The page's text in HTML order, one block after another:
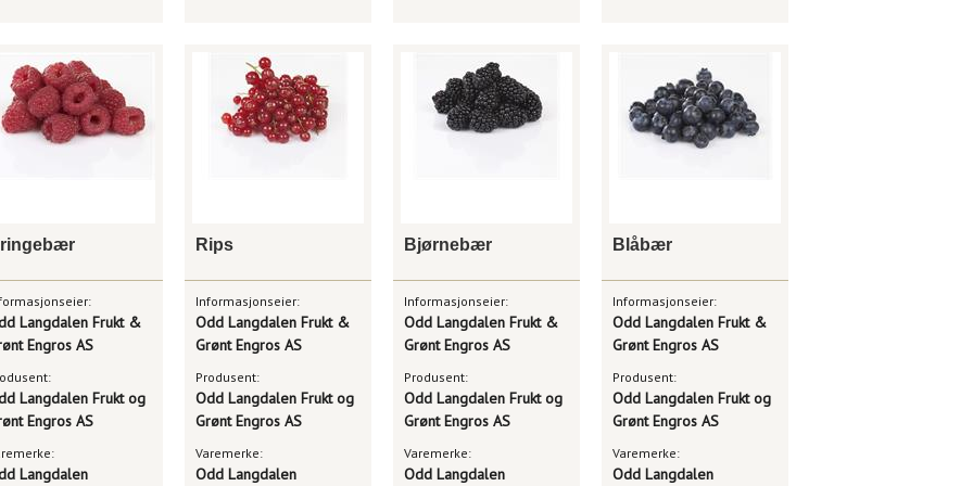
Langdalen Frukt &
Engros AS
Langdalen Frukt og
Engros AS
Langdalen
Rips
Informasjonseier:
Odd Langdalen Frukt &
Grønt Engros AS
Produsent:
Odd Langdalen Frukt og
Grønt Engros AS
Varemerke:
Odd Langdalen
Bjørnebær
Informasjonseier:
Odd Langdalen Frukt &
Grønt Engros AS
Produsent:
Odd Langdalen Frukt og
Grønt Engros AS
Varemerke:
Odd Langdalen
Blåbær
Informasjonseier:
Odd Langdalen Frukt &
Grønt Engros AS
Produsent:
Odd Langdalen Frukt og
Grønt Engros AS
Varemerke:
Odd Langdalen